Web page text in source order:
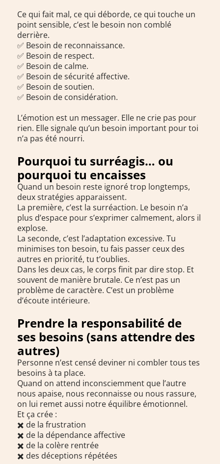
Ce qui fait mal, ce qui déborde, ce qui touche un
point sensible, c’est le besoin non comblé
derrière.
✅ Besoin de reconnaissance.
✅ Besoin de respect.
✅ Besoin de calme.
✅ Besoin de sécurité affective.
✅ Besoin de soutien.
✅ Besoin de considération.
L’émotion est un messager. Elle ne crie pas pour
rien. Elle signale qu’un besoin important pour toi
n’a pas été nourri.
Pourquoi tu surréagis… ou
pourquoi tu encaisses
Quand un besoin reste ignoré trop longtemps,
deux stratégies apparaissent.
La première, c’est la surréaction. Le besoin n’a
plus d’espace pour s’exprimer calmement, alors il
explose.
La seconde, c’est l’adaptation excessive. Tu
minimises ton besoin, tu fais passer ceux des
autres en priorité, tu t’oublies.
Dans les deux cas, le corps finit par dire stop. Et
souvent de manière brutale. Ce n’est pas un
problème de caractère. C’est un problème
d’écoute intérieure.
Prendre la responsabilité de
ses besoins (sans attendre des
autres)
Personne n’est censé deviner ni combler tous tes
besoins à ta place.
Quand on attend inconsciemment que l’autre
nous apaise, nous reconnaisse ou nous rassure,
on lui remet aussi notre équilibre émotionnel.
Et ça crée :
✖️ de la frustration
✖️ de la dépendance affective
✖️ de la colère rentrée
✖️ des déceptions répétées